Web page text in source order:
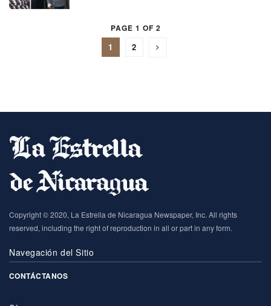
PAGE 1 OF 2
1 2
Copyright © 2020, La Estrella de Nicaragua Newspaper, Inc. All rights
reserved, including the right of reproduction in all or part in any form.
Navegación del Sitio
CONTÁCTANOS